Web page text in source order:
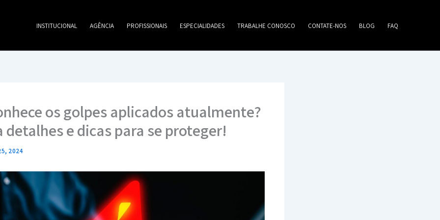
INSTITUCIONAL AGÊNCIA PROFISSIONAIS ESPECIALIDADES TRABALHE CONOSCO CONTATE-NOS BLOG FAQ
os golpes aplicados atualmente?
detalhes e dicas para se proteger!
2024